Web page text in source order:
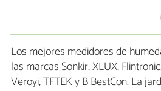
Los mejores medidores de
las marcas Sonkir, XLUX,
Veroyi, TFTEK y B BestCon. La